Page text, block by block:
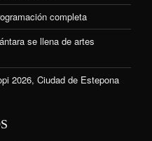
completa
se llena de artes
2026, Ciudad de Estepona